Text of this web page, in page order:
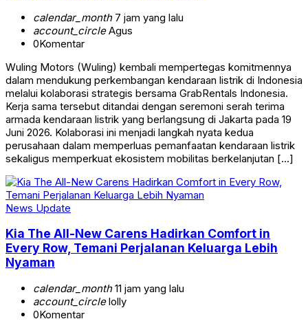
calendar_month7 jam yang lalu
account_circleAgus
0Komentar
Wuling Motors (Wuling) kembali mempertegas komitmennya
dalam mendukung perkembangan kendaraan listrik di Indonesia
melalui kolaborasi strategis bersama GrabRentals Indonesia.
Kerja sama tersebut ditandai dengan seremoni serah terima
armada kendaraan listrik yang berlangsung di Jakarta pada 19
Juni 2026. Kolaborasi ini menjadi langkah nyata kedua
perusahaan dalam memperluas pemanfaatan kendaraan listrik
sekaligus memperkuat ekosistem mobilitas berkelanjutan […]
News Update
Kia The All-New Carens Hadirkan Comfort in
Every Row, Temani Perjalanan Keluarga Lebih
Nyaman
calendar_month11 jam yang lalu
account_circlelolly
0Komentar